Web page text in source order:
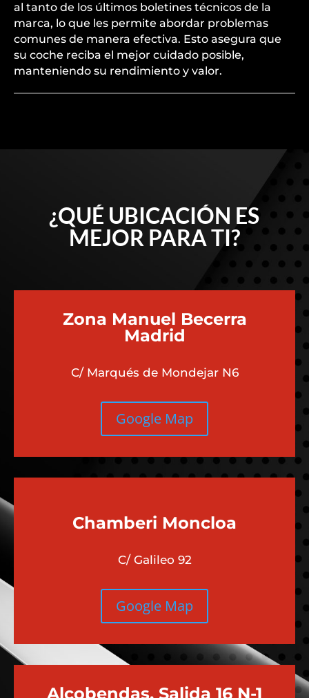
al tanto de los últimos boletines técnicos de la
marca, lo que les permite abordar problemas
comunes de manera efectiva. Esto asegura que
su coche reciba el mejor cuidado posible,
manteniendo su rendimiento y valor.
¿QUÉ UBICACIÓN ES
MEJOR PARA TI?
Zona Manuel Becerra
Madrid
C/ Marqués de Mondejar N6
Google Map
Chamberi Moncloa
C/ Galileo 92
Google Map
Alcobendas, Salida 16 N-1